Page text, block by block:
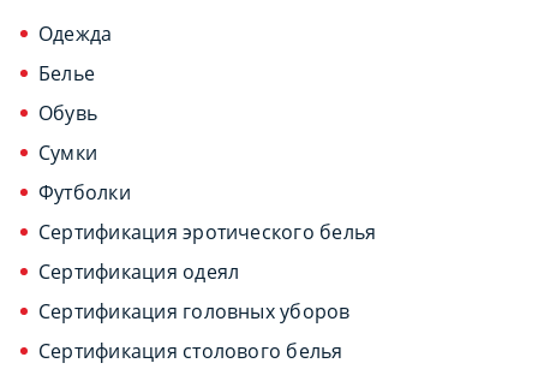
Одежда
Белье
Обувь
Сумки
Футболки
Сертификация эротического белья
Сертификация одеял
Сертификация головных уборов
Сертификация столового белья